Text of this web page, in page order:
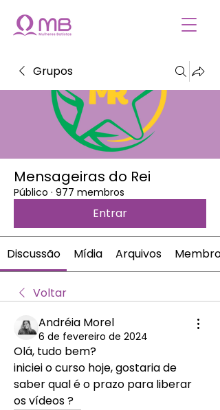
Grupos
Mensageiras do Rei
Público · 977 membros
Entrar
Discussão Mídia Arquivos Membros
Voltar
Andréia Morel
6 de fevereiro de 2024
Olá, tudo bem?
iniciei o curso hoje, gostaria de
saber qual é o prazo para liberar
os vídeos ?